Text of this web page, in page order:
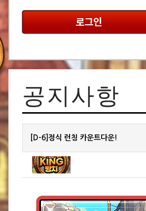
로그인
공지사항
[D-6]정식 런칭 카운트다운!